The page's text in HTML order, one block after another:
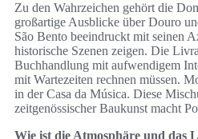
Zu den Wahrzeichen gehört die
großartige Ausblicke über Douro
São Bento beeindruckt mit seinen
historische Szenen zeigen. Die
Buchhandlung mit aufwendigem
mit Wartezeiten rechnen müssen.
in der Casa da Música. Diese
zeitgenössischer Baukunst macht
Wie ist die Atmosphäre und das